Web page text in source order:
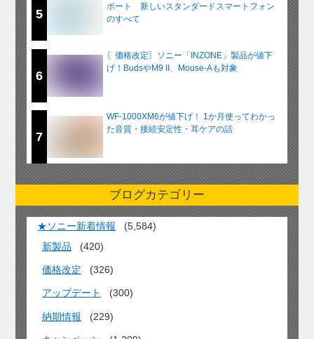
5
ポート 新しいスタンダードスマートフォン
のすべて
6
〖価格改定〗ソニー「INZONE」製品が値下
げ！BudsやM9 II、Mouse-Aも対象
7
WF-1000XM6が値下げ！ 1か月使ってわかっ
た音質・接続安定性・耳ケアの話
ブログカテゴリー
★ソニー新着情報
(5,584)
新製品
(420)
価格改定 (326)
アップデート (300)
納期情報 (229)